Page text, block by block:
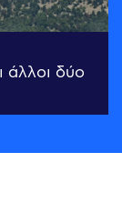
άλλοι δύο